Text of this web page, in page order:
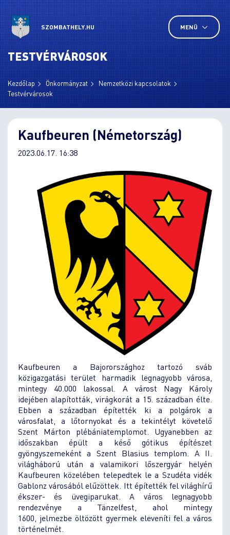
SZOMBATHELY.HU MENÜ
TESTVÉRVÁROSOK
Kezdőlap Önkormányzat
Nemzetközi kapcsolatok
Testvérvárosok
Kaufbeuren (Németország)
2023.06.17. 16:38
Kaufbeuren a Bajorországhoz tartozó sváb
közigazgatási terület harmadik legnagyobb városa,
mintegy 40.000 lakossal. A várost Nagy Károly
idejében alapították, virágkorát a 15. században élte.
Ebben a században építették ki a polgárok a
városfalat, a lőtornyokat és a tekintélyt követelő
Szent Márton plébániatemplomot. Ugyanebben az
időszakban épült a késő gótikus építészet
gyöngyszemeként a Szent Blasius templom. A II.
világháború után a valamikori lőszergyár helyén
Kaufbeuren közelében telepedtek le a Szudéta vidék
Gablonz városából elűzöttek. Itt építették fel világhírű
ékszer- és üvegiparukat. A város legnagyobb
rendezvénye a Tänzelfest, ahol mintegy
1600, jelmezbe öltözött gyermek eleveníti fel a város
történelmét.